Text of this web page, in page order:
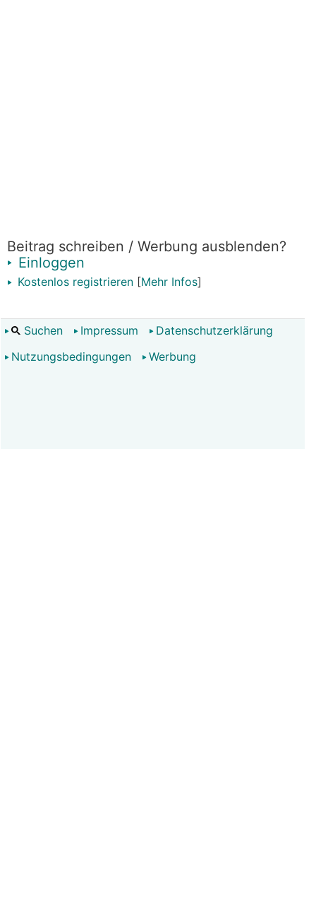
Beitrag schreiben / Werbung ausblenden?
Einloggen
Kostenlos registrieren [Mehr Infos]
Suchen Impressum
Datenschutzerklärung
Nutzungsbedingungen
Werbung